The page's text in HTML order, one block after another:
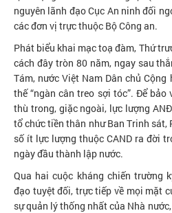
nguyên lãnh đạo Cục An ninh đối
các đơn vị trực thuộc Bộ Công an.
Phát biểu khai mạc toạ đàm, Thứ
cách đây tròn 80 năm, ngay sau
Tám, nước Việt Nam Dân chủ
thế “ngàn cân treo sợi tóc”. Để
thù trong, giặc ngoài, lực lượng
tổ chức tiền thân như Ban Trinh
số ít lực lượng thuộc CAND ra đời
ngày đầu thành lập nước.
Qua hai cuộc kháng chiến trường
đạo tuyệt đối, trực tiếp về mọi mặt
sự quản lý thống nhất của Nhà